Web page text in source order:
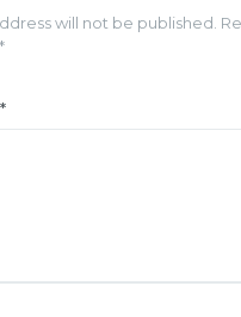
will not be published.
*